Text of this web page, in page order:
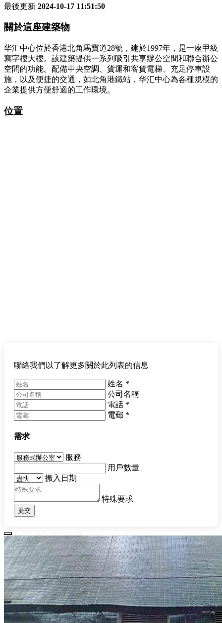
最後更新 2024-10-17 11:51:50
關於這座建築物
华汇中心位於香港北角馬寶道28號，建於1997年，是一座甲級
寫字樓大樓。該建築提供一系列吸引共享辦公空間和聯合辦公
空間的功能。配備中央空調、貨運和客貨電梯、充足停車設
施，以及便捷的交通，如北角港鐵站，华汇中心為各種規模的
企業提供方便舒適的工作環境。
位置
聯絡我們以了解更多關於此列表的信息
姓名 *
公司名稱
電話 *
電郵 *
需求
服務
用戶數量
搬入日期
特殊要求
提交